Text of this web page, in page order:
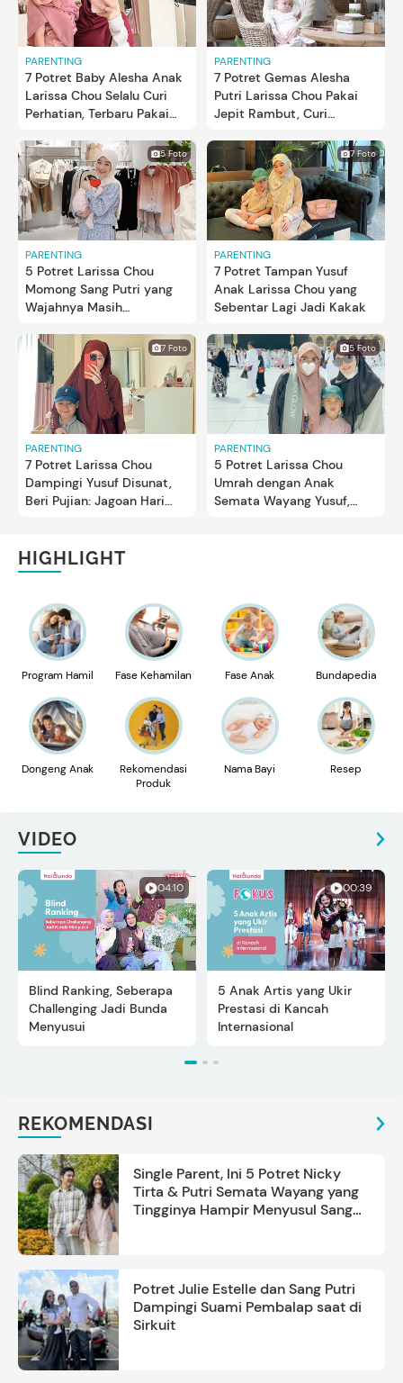
PARENTING
7 Potret Baby Alesha Anak
Larissa Chou Selalu Curi
Perhatian, Terbaru Pakai
PARENTING
7 Potret Gemas Alesha
Putri Larissa Chou Pakai
Jepit Rambut, Curi
5 Foto
PARENTING
5 Potret Larissa Chou
Momong Sang Putri yang
Wajahnya Masih
Stylish Bun
7 Foto
PARENTING
7 Potret Tampan Yusuf
Anak Larissa Chou yang
Sebentar Lagi Jadi Kakak
7 Foto
PARENTING
7 Potret Larissa Chou
Dampingi Yusuf Disunat,
Beri Pujian: Jagoan Hari
5 Foto
PARENTING
5 Potret Larissa Chou
Umrah dengan Anak
Semata Wayang Yusuf,
HIGHLIGHT
Program Hamil Fase Kehamilan Fase Anak Bundapedia
Dongeng Anak
Rekomendasi
Produk
Nama Bayi Resep
VIDEO
04:10
Blind Ranking, Seberapa
Challenging Jadi Bunda
Menyusui
00:39
5 Anak Artis yang Ukir
Prestasi di Kancah
Internasional
REKOMENDASI
Single Parent, Ini 5 Potret Nicky
Tirta & Putri Semata Wayang yang
Tingginya Hampir Menyusul Sang
Potret Julie Estelle dan Sang Putri
Dampingi Suami Pembalap saat di
Sirkuit